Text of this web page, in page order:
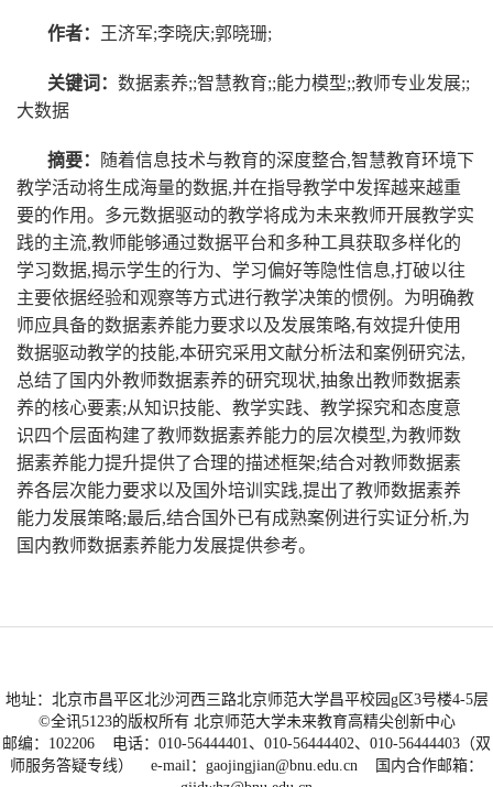
作者： 王济军;李晓庆;郭晓珊;
关键词： 数据素养;;智慧教育;;能力模型;;教师专业发展;;
大数据
摘要：
随着信息技术与教育的深度整合,智慧教育环境下
教学活动将生成海量的数据,并在指导教学中发挥越来越重
要的作用。多元数据驱动的教学将成为未来教师开展教学实
践的主流,教师能够通过数据平台和多种工具获取多样化的
学习数据,揭示学生的行为、学习偏好等隐性信息,打破以往
主要依据经验和观察等方式进行教学决策的惯例。为明确教
师应具备的数据素养能力要求以及发展策略,有效提升使用
数据驱动教学的技能,本研究采用文献分析法和案例研究法,
总结了国内外教师数据素养的研究现状,抽象出教师数据素
养的核心要素;从知识技能、教学实践、教学探究和态度意
识四个层面构建了教师数据素养能力的层次模型,为教师数
据素养能力提升提供了合理的描述框架;结合对教师数据素
养各层次能力要求以及国外培训实践,提出了教师数据素养
能力发展策略;最后,结合国外已有成熟案例进行实证分析,为
国内教师数据素养能力发展提供参考。
地址：北京市昌平区北沙河西三路北京师范大学昌平校园g区3号楼4-5层
©全讯5123的版权所有 北京师范大学未来教育高精尖创新中心
邮编：102206 电话：010-56444401、010-56444402、010-56444403（双
师服务答疑专线） e-mail： gaojingjian@bnu.edu.cn 国内合作邮箱：